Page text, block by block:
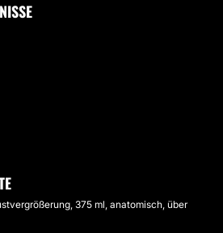
375 ml, anatomisch, über